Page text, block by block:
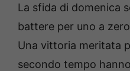
La sfida di domenica
battere per uno a
Una vittoria meritata
secondo tempo